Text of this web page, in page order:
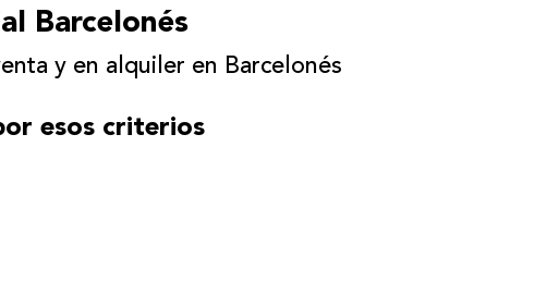
Barcelonés
y en alquiler en Barcelonés
esos criterios